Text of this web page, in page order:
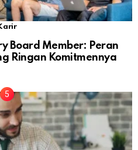
Board Member: Peran
Ringan Komitmennya